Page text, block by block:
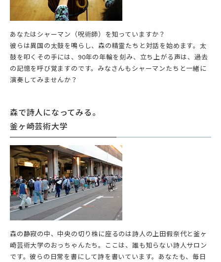
あなたはシャーマン（呪術師）を知っていますか？
彼らは異国の太鼓を鳴らし、森の精霊たちと対話を始めます。太
鼓を叩くその手には、90年の年輪を刻み、立ち上がる声は、過去
の記憶を呼び覚ますのです。みなさんもシャーマンたちと一緒に
演奏してみませんか？
森で詩人になってみる。
釜ヶ崎芸術大学
森の静寂の中、中央の切り株に座るのは詩人の上田假奈代と釜ヶ
崎芸術大学のおっちゃんたち。ここは、誰も知らない詩人サロン
です。彼らの日常を書にして詩を書いています。あなたも、毎日